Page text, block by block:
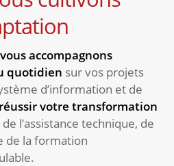
accompagnons
quotidien sur vos projets
d’information et de
réussir votre transformation
l’assistance technique, de
de la formation